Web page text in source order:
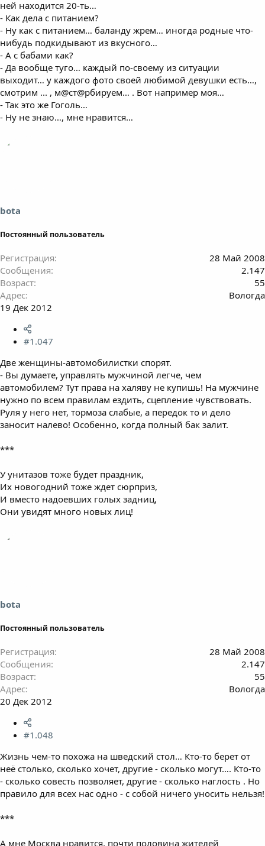
ней находится 20-ть…
- Как дела с питанием?
- Ну как с питанием… баланду жрем… иногда родные что-
нибудь подкидывают из вкусного…
- А с бабами как?
- Да вообще туго… каждый по-своему из ситуации
выходит… у каждого фото своей любимой девушки есть…,
смотрим ... , м@ст@рбируем… . Вот например моя…
- Так это же Гоголь…
- Ну не знаю…, мне нравится…
bota
Постоянный пользователь
Регистрация
28 Май 2008
Сообщения
2.147
Возраст
55
Адрес
Вологда
19 Дек 2012
#1.047
Две женщины-автомобилистки спорят.
- Вы думаете, управлять мужчиной легче, чем
автомобилем? Тут права на халяву не купишь! На мужчине
нужно по всем правилам ездить, сцепление чувствовать.
Руля у него нет, тормоза слабые, а передок то и дело
заносит налево! Особенно, когда полный бак залит.
***
У унитазов тоже будет праздник,
Их новогодний тоже ждет сюрприз,
И вместо надоевших голых задниц,
Они увидят много новых лиц!
bota
Постоянный пользователь
Регистрация
28 Май 2008
Сообщения
2.147
Возраст
55
Адрес
Вологда
20 Дек 2012
#1.048
Жизнь чем-то похожа на шведский стол… Кто-то берет от
неё столько, сколько хочет, другие - сколько могут…. Кто-то
- сколько совесть позволяет, другие - сколько наглость . Но
правило для всех нас одно - с собой ничего уносить нельзя!
***
А мне Москва нравится, почти половина жителей